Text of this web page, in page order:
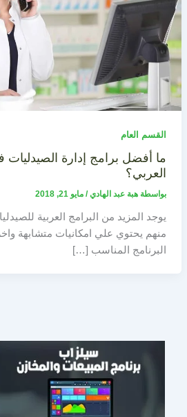
القسم العام
ما أفضل برامج إدارة
العربي؟
بواسطة هبة عبد الهادي/ مايو 21, 2018
يوجد المزيد من البرامج العربية
منهم يحتوي علي امكانيات متشابهة
البرنامج المناسب […]